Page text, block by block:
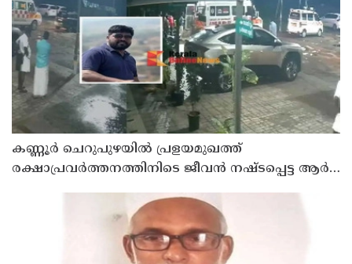
കണ്ണൂർ ചെറുപുഴയിൽ പ്രളയമുഖത്ത്
രക്ഷാപ്രവർത്തനത്തിനിടെ ജീവൻ നഷ്ടപ്പെട്ട ആർ.
കാണിച്ചതായി ആരോപണം